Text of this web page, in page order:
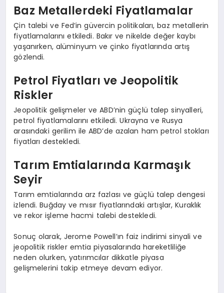
Baz Metallerdeki Fiyatlamalar
Çin talebi ve Fed’in güvercin politikaları, baz metallerin
fiyatlamalarını etkiledi. Bakır ve nikelde değer kaybı
yaşanırken, alüminyum ve çinko fiyatlarında artış
gözlendi.
Petrol Fiyatları ve Jeopolitik
Riskler
Jeopolitik gelişmeler ve ABD’nin güçlü talep sinyalleri,
petrol fiyatlamalarını etkiledi. Ukrayna ve Rusya
arasındaki gerilim ile ABD’de azalan ham petrol stokları
fiyatları destekledi.
Tarım Emtialarında Karmaşık
Seyir
Tarım emtialarında arz fazlası ve güçlü talep dengesi
izlendi. Buğday ve mısır fiyatlarındaki artışlar, Kuraklık
ve rekor işleme hacmi talebi destekledi.
Sonuç olarak, Jerome Powell’ın faiz indirimi sinyali ve
jeopolitik riskler emtia piyasalarında hareketliliğe
neden olurken, yatırımcılar dikkatle piyasa
gelişmelerini takip etmeye devam ediyor.